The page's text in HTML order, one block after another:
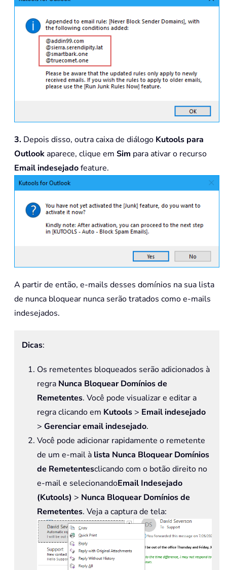
3. Depois disso, outra caixa de diálogo Kutools para
Outlookaparece, clique em Sim para ativar o recurso
Email indesejadofeature.
A partir de então, e-mails desses domínios na sua lista
de nunca bloquear nunca serão tratados como e-mails
indesejados.
Dicas:
Os remetentes bloqueados serão adicionados à
regra Nunca Bloquear Domínios de
Remetentes. Você pode visualizar e editar a
regra clicando em Kutools > Email indesejado
> Gerenciar email indesejado.
Você pode adicionar rapidamente o remetente
de um e-mail à lista Nunca Bloquear Domínios
de Remetentesclicando com o botão direito no
e-mail e selecionandoEmail Indesejado
(Kutools) > Nunca Bloquear Domínios de
Remetentes. Veja a captura de tela: